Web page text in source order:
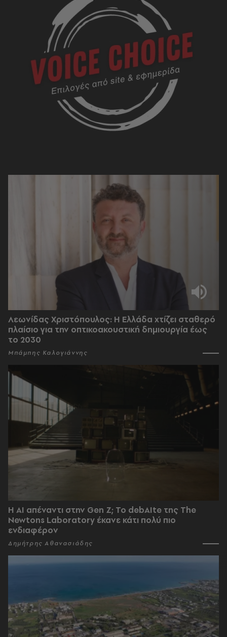
Λεωνίδας Χριστόπουλος: Η Ελλάδα χτίζει σταθερό
πλαίσιο για την οπτικοακουστική δημιουργία έως
το 2030
Μπάμπης Καλογιάννης
Η AI απέναντι στην Gen Z; Το debAIte της The
Newtons Laboratory έκανε κάτι πολύ πιο
ενδιαφέρον
Δημήτρης Αθανασιάδης